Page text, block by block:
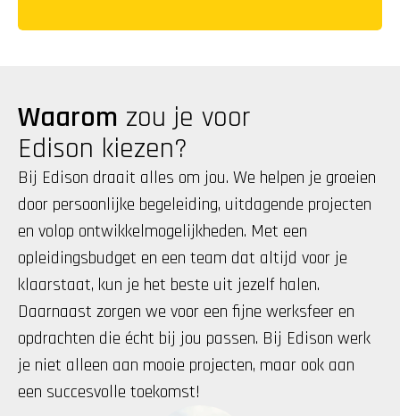
Waarom zou je voor
Edison kiezen?
Bij Edison draait alles om jou. We helpen je groeien
door persoonlijke begeleiding, uitdagende projecten
en volop ontwikkelmogelijkheden. Met een
opleidingsbudget en een team dat altijd voor je
klaarstaat, kun je het beste uit jezelf halen.
Daarnaast zorgen we voor een fijne werksfeer en
opdrachten die écht bij jou passen. Bij Edison werk
je niet alleen aan mooie projecten, maar ook aan
een succesvolle toekomst!